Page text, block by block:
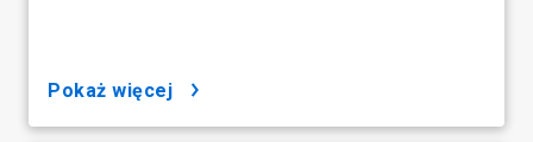
pokaż więcej